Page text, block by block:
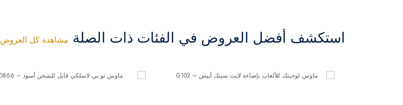
استكشف أفضل العروض في الفئات ذات الصلة مشاهدة كل العروض